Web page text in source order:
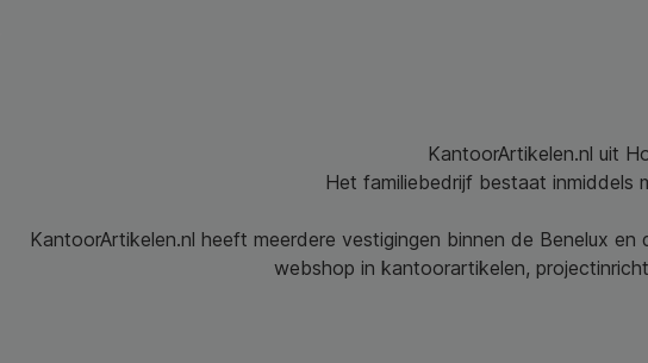
KantoorArtikelen.nl uit
Het familiebedrijf bestaat inmiddels
KantoorArtikelen.nl heeft meerdere vestigingen binnen de Benelux
webshop in kantoorartikelen,